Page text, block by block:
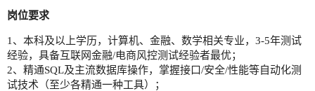
岗位要求
1、本科及以上学历，计算机、金融、数学相关专业，3-5年测试
经验，具备互联网金融/电商风控测试经验者最优；
2、精通SQL及主流数据库操作，掌握接口/安全/性能等自动化测
试技术（至少各精通一种工具）；